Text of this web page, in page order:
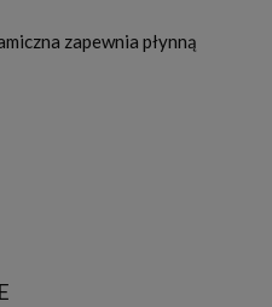
zapewnia płynną